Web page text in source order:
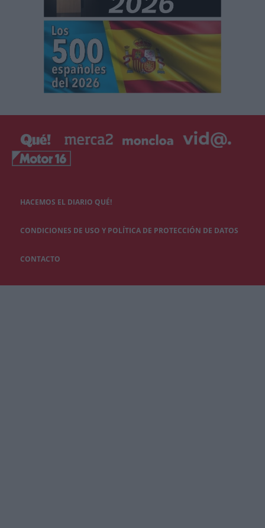
HACEMOS EL DIARIO QUÉ!
CONDICIONES DE USO Y POLÍTICA DE PROTECCIÓN DE DATOS
CONTACTO